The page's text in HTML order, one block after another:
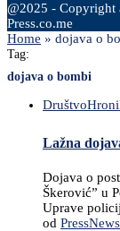
@2025 - Copyright
Press.co.me
Home » dojava o
Tag:
dojava o bombi
Društvo
Lažna
Dojava o
Škerović” u
Uprave
od PressNews